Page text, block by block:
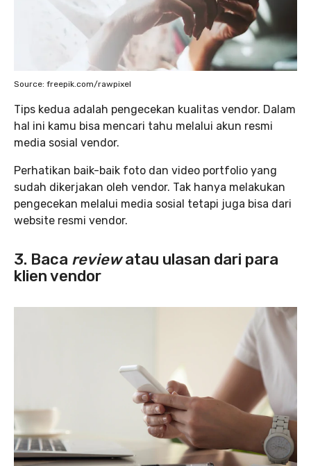
Source: freepik.com/rawpixel
Tips kedua adalah pengecekan kualitas vendor. Dalam
hal ini kamu bisa mencari tahu melalui akun resmi
media sosial vendor.
Perhatikan baik-baik foto dan video portfolio yang
sudah dikerjakan oleh vendor. Tak hanya melakukan
pengecekan melalui media sosial tetapi juga bisa dari
website resmi vendor.
3. Baca reviewatau ulasan dari para
klien vendor